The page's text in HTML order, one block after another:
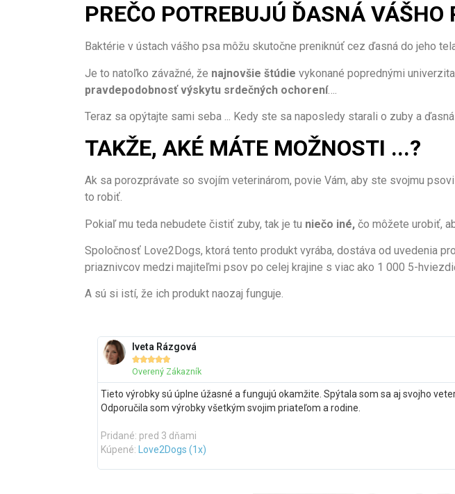
PREČO POTREBUJÚ ĎASNÁ
Baktérie v ústach vášho psa môžu skutočne preniknúť cez ďasná do jeho
Je to natoľko závažné, že najnovšie štúdie vykonané poprednými
pravdepodobnosť výskytu srdečných ochorení….
Teraz sa opýtajte sami seba ... Kedy ste sa naposledy starali o zuby a
TAKŽE, AKÉ MÁTE MOŽNOSTI ...?
Ak sa porozprávate so svojím veterinárom, povie Vám, aby ste svojmu
to robiť.
Pokiaľ mu teda nebudete čistiť zuby, tak je tu niečo iné, čo môžete urobiť,
Spoločnosť Love2Dogs, ktorá tento produkt vyrába, dostáva od uvedenia
priaznivcov medzi majiteľmi psov po celej krajine s viac ako 1 000 5-
A sú si istí, že ich produkt naozaj funguje.
Iveta Rázgová

Overený Zákazník
Tieto výrobky sú úplne úžasné a fungujú okamžite. Spýtala som sa aj svojho
Odporučila som výrobky všetkým svojim priateľom a rodine.
Pridané: pred 3 dňami
Kúpené:
Love2Dogs (1x)